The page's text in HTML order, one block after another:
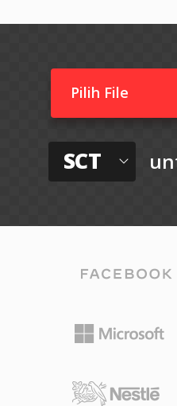
Pilih File
SCT